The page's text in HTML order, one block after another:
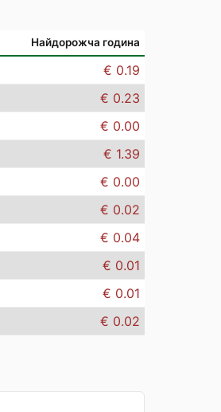
Найдорожча година
€ 0.19
€ 0.23
€ 0.00
€ 1.39
€ 0.00
€ 0.02
€ 0.04
€ 0.01
€ 0.01
€ 0.02